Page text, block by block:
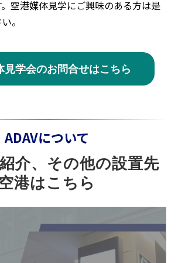
空港媒体見学にご興味のある方は是
。
見学会のお問合せはこちら
ADAVについて
介、その他の設置先
港はこちら